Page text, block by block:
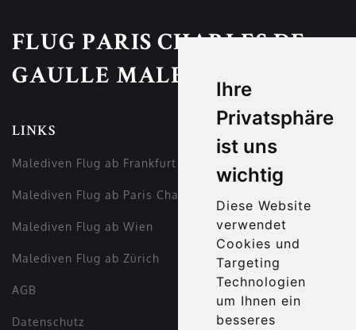
Ihre
Privatsphäre
ist uns
wichtig
Diese Website
verwendet
Cookies und
Targeting
Technologien
um Ihnen ein
besseres
FLUG PARIS CHARLES DE
GAULLE MALE
LINKS
Malediven Flug ab Frankfurt
Malediven Flug ab Paris Charles de Gaulle
Malediven Flug ab Wien
Malediven Flug ab Zürich
AGB
Datenschutz